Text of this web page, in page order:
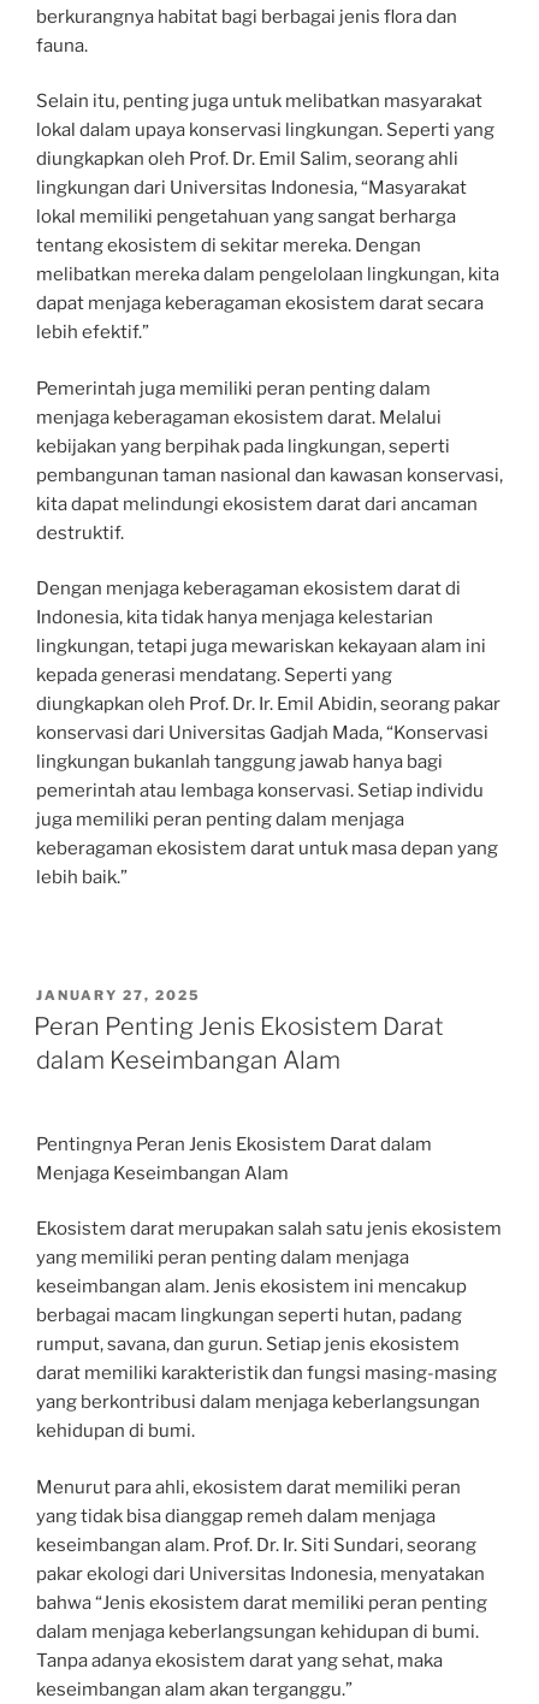
berkurangnya habitat bagi berbagai jenis flora dan
fauna.
Selain itu, penting juga untuk melibatkan masyarakat
lokal dalam upaya konservasi lingkungan. Seperti yang
diungkapkan oleh Prof. Dr. Emil Salim, seorang ahli
lingkungan dari Universitas Indonesia, “Masyarakat
lokal memiliki pengetahuan yang sangat berharga
tentang ekosistem di sekitar mereka. Dengan
melibatkan mereka dalam pengelolaan lingkungan, kita
dapat menjaga keberagaman ekosistem darat secara
lebih efektif.”
Pemerintah juga memiliki peran penting dalam
menjaga keberagaman ekosistem darat. Melalui
kebijakan yang berpihak pada lingkungan, seperti
pembangunan taman nasional dan kawasan konservasi,
kita dapat melindungi ekosistem darat dari ancaman
destruktif.
Dengan menjaga keberagaman ekosistem darat di
Indonesia, kita tidak hanya menjaga kelestarian
lingkungan, tetapi juga mewariskan kekayaan alam ini
kepada generasi mendatang. Seperti yang
diungkapkan oleh Prof. Dr. Ir. Emil Abidin, seorang pakar
konservasi dari Universitas Gadjah Mada, “Konservasi
lingkungan bukanlah tanggung jawab hanya bagi
pemerintah atau lembaga konservasi. Setiap individu
juga memiliki peran penting dalam menjaga
keberagaman ekosistem darat untuk masa depan yang
lebih baik.”
POSTED
ON
JANUARY 27, 2025
Peran Penting Jenis Ekosistem Darat
dalam Keseimbangan Alam
Pentingnya Peran Jenis Ekosistem Darat dalam
Menjaga Keseimbangan Alam
Ekosistem darat merupakan salah satu jenis ekosistem
yang memiliki peran penting dalam menjaga
keseimbangan alam. Jenis ekosistem ini mencakup
berbagai macam lingkungan seperti hutan, padang
rumput, savana, dan gurun. Setiap jenis ekosistem
darat memiliki karakteristik dan fungsi masing-masing
yang berkontribusi dalam menjaga keberlangsungan
kehidupan di bumi.
Menurut para ahli, ekosistem darat memiliki peran
yang tidak bisa dianggap remeh dalam menjaga
keseimbangan alam. Prof. Dr. Ir. Siti Sundari, seorang
pakar ekologi dari Universitas Indonesia, menyatakan
bahwa “Jenis ekosistem darat memiliki peran penting
dalam menjaga keberlangsungan kehidupan di bumi.
Tanpa adanya ekosistem darat yang sehat, maka
keseimbangan alam akan terganggu.”